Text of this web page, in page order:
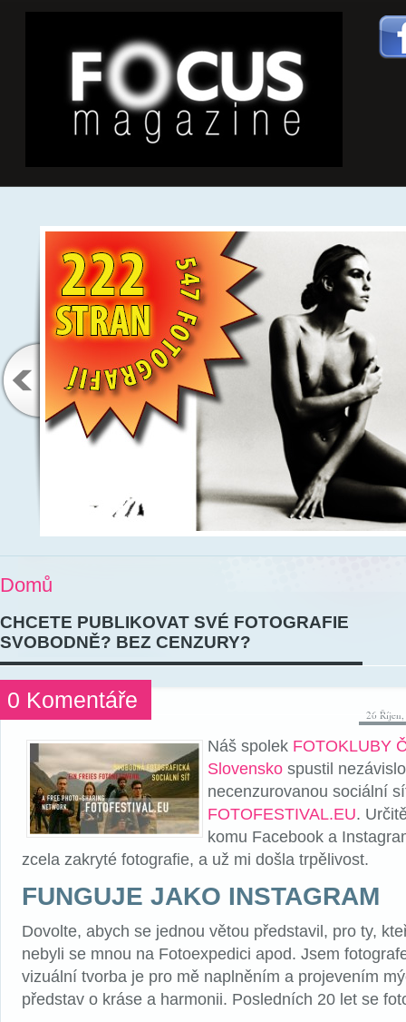
Domů
CHCETE PUBLIKOVAT SVÉ FOTOGRAFIE
SVOBODNĚ? BEZ CENZURY?
26
0 Komentáře
Náš spolek FOTOKLUBY
Slovensko spustil
necenzurovanou sociální
FOTOFESTIVAL.EU.
komu Facebook a
zcela zakryté fotografie, a už mi došla trpělivost.
FUNGUJE JAKO INSTAGRAM
Dovolte, abych se jednou větou představil, pro ty,
nebyli se mnou na Fotoexpedici apod. Jsem
vizuální tvorba je pro mě naplněním a projevením
představ o kráse a harmonii. Posledních 20 let se